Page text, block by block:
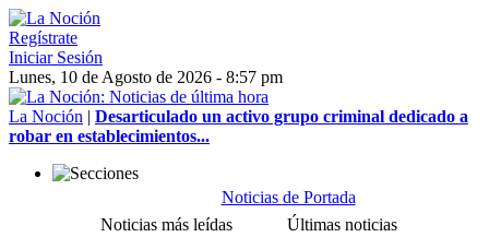
Regístrate
Iniciar Sesión
Lunes, 10 de Agosto de 2026 - 8:57 pm
La Noción | Desarticulado un activo grupo criminal dedicado a
robar en establecimientos...
Noticias de Portada
Noticias más leídas
Últimas noticias